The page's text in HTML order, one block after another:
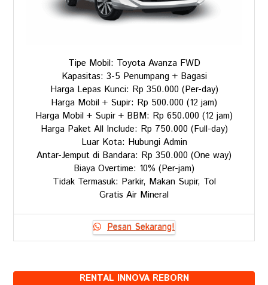
Tipe Mobil: Toyota Avanza FWD
Kapasitas: 3-5 Penumpang + Bagasi
Harga Lepas Kunci: Rp 350.000 (Per-day)
Harga Mobil + Supir: Rp 500.000 (12 jam)
Harga Mobil + Supir + BBM: Rp 650.000 (12 jam)
Harga Paket All Include: Rp 750.000 (Full-day)
Luar Kota: Hubungi Admin
Antar-Jemput di Bandara: Rp 350.000 (One way)
Biaya Overtime: 10% (Per-jam)
Tidak Termasuk: Parkir, Makan Supir, Tol
Gratis Air Mineral
Pesan Sekarang!
RENTAL INNOVA REBORN